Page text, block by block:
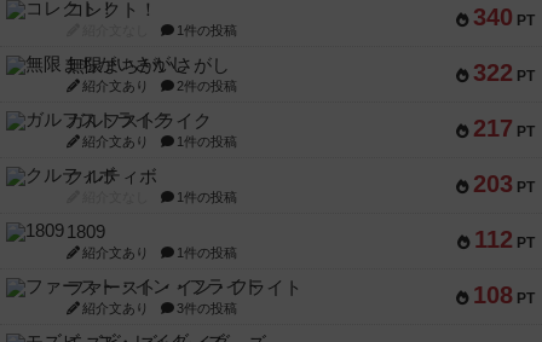
340 PT
コレクト！
1件の投稿
322 PT
無限まちがいさがし
紹介文あり 2件の投稿
217 PT
ガルフストライク
紹介文あり 1件の投稿
203 PT
クルティボ
1件の投稿
112 PT
1809
紹介文あり 1件の投稿
108 PT
ファースト・イン・フライト
紹介文あり 3件の投稿